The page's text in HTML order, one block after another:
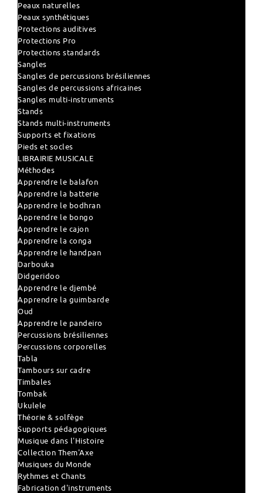
Peaux naturelles
Peaux synthétiques
Protections auditives
Protections Pro
Protections standards
Sangles
Sangles de percussions brésiliennes
Sangles de percussions africaines
Sangles multi-instruments
Stands
Stands multi-instruments
Supports et fixations
Pieds et socles
LIBRAIRIE MUSICALE
Méthodes
Apprendre le balafon
Apprendre la batterie
Apprendre le bodhran
Apprendre le bongo
Apprendre le cajon
Apprendre la conga
Apprendre le handpan
Darbouka
Didgeridoo
Apprendre le djembé
Apprendre la guimbarde
Oud
Apprendre le pandeiro
Percussions brésiliennes
Percussions corporelles
Tabla
Tambours sur cadre
Timbales
Tombak
Ukulele
Théorie & solfège
Supports pédagogiques
Musique dans l'Histoire
Collection Them'Axe
Musiques du Monde
Rythmes et Chants
Fabrication d'instruments